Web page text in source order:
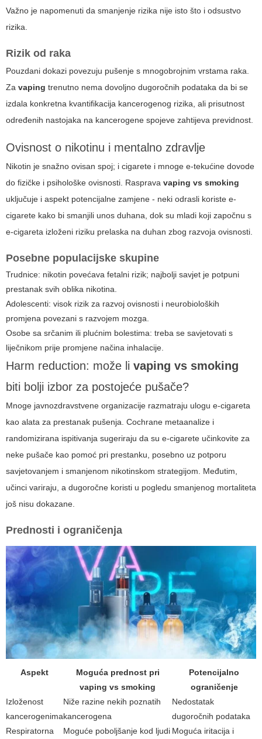
Važno je napomenuti da smanjenje rizika nije isto što i odsustvo
rizika.
Rizik od raka
Pouzdani dokazi povezuju pušenje s mnogobrojnim vrstama raka.
Za vaping trenutno nema dovoljno dugoročnih podataka da bi se
izdala konkretna kvantifikacija kancerogenog rizika, ali prisutnost
određenih nastojaka na kancerogene spojeve zahtijeva previdnost.
Ovisnost o nikotinu i mentalno zdravlje
Nikotin je snažno ovisan spoj; i cigarete i mnoge e-tekućine dovode
do fizičke i psihološke ovisnosti. Rasprava vaping vs smoking
uključuje i aspekt potencijalne zamjene - neki odrasli koriste e-
cigarete kako bi smanjili unos duhana, dok su mladi koji započnu s
e-cigareta izloženi riziku prelaska na duhan zbog razvoja ovisnosti.
Posebne populacijske skupine
Trudnice: nikotin povećava fetalni rizik; najbolji savjet je potpuni
prestanak svih oblika nikotina.
Adolescenti: visok rizik za razvoj ovisnosti i neurobioloških
promjena povezani s razvojem mozga.
Osobe sa srčanim ili plućnim bolestima: treba se savjetovati s
liječnikom prije promjene načina inhalacije.
Harm reduction: može li vaping vs smoking
biti bolji izbor za postojeće pušače?
Mnoge javnozdravstvene organizacije razmatraju ulogu e-cigareta
kao alata za prestanak pušenja. Cochrane metaanalize i
randomizirana ispitivanja sugeriraju da su e-cigarete učinkovite za
neke pušače kao pomoć pri prestanku, posebno uz potporu
savjetovanjem i smanjenom nikotinskom strategijom. Međutim,
učinci variraju, a dugoročne koristi u pogledu smanjenog mortaliteta
još nisu dokazane.
Prednosti i ograničenja
Aspekt
Moguća prednost pri
vaping vs smoking
Potencijalno
ograničenje
Izloženost
kancerogenima
Niže razine nekih poznatih
kancerogena
Nedostatak
dugoročnih podataka
Respiratorna
Moguće poboljšanje kod ljudi Moguća iritacija i